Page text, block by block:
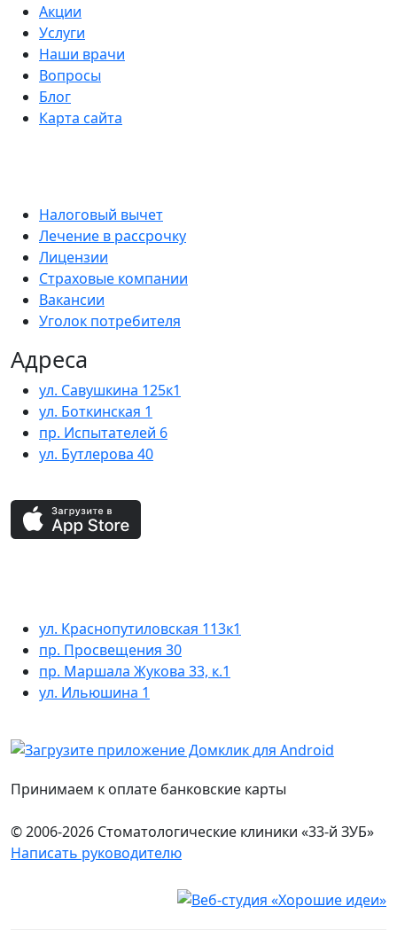
Акции
Услуги
Наши врачи
Вопросы
Блог
Карта сайта
Налоговый вычет
Лечение в рассрочку
Лицензии
Страховые компании
Вакансии
Уголок потребителя
Адреса
ул. Савушкина 125к1
ул. Боткинская 1
пр. Испытателей 6
ул. Бутлерова 40
ул. Краснопутиловская 113к1
пр. Просвещения 30
пр. Маршала Жукова 33, к.1
ул. Ильюшина 1
Принимаем к оплате банковские карты
© 2006-2026 Стоматологические клиники «33-й ЗУБ»
Написать руководителю